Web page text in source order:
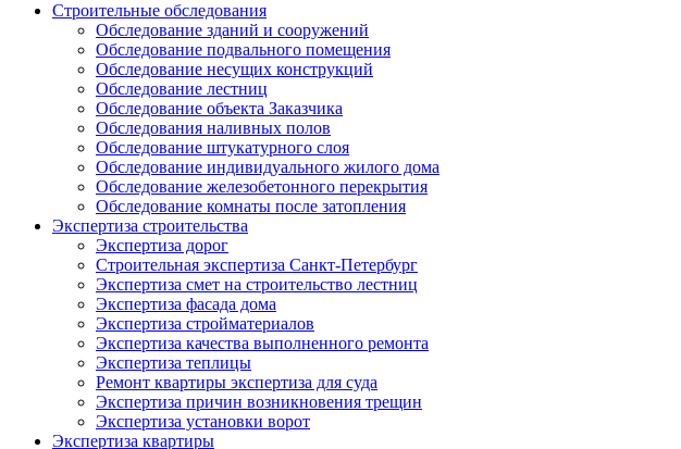
Строительные обследования
Обследование зданий и сооружений
Обследование подвального помещения
Обследование несущих конструкций
Обследование лестниц
Обследование объекта Заказчика
Обследования наливных полов
Обследование штукатурного слоя
Обследование индивидуального жилого дома
Обследование железобетонного перекрытия
Обследование комнаты после затопления
Экспертиза строительства
Экспертиза дорог
Строительная экспертиза Санкт-Петербург
Экспертиза смет на строительство лестниц
Экспертиза фасада дома
Экспертиза стройматериалов
Экспертиза качества выполненного ремонта
Экспертиза теплицы
Ремонт квартиры экспертиза для суда
Экспертиза причин возникновения трещин
Экспертиза установки ворот
Экспертиза квартиры